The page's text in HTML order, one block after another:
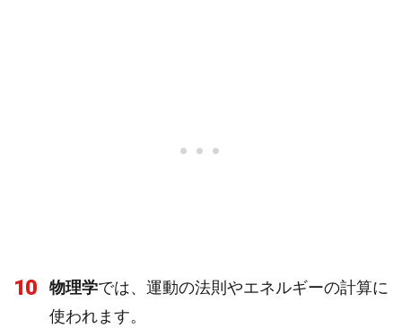
10 物理学では、運動の法則やエネルギーの計算に
使われます。